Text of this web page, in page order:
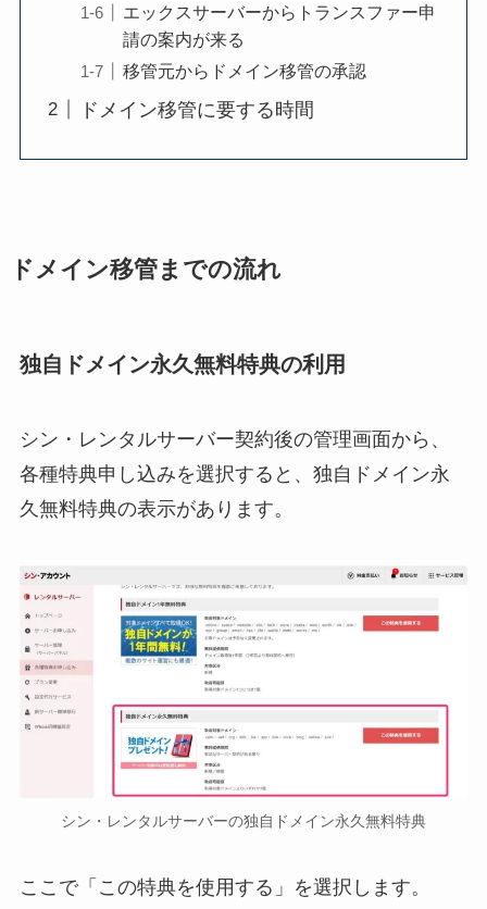
エックスサーバーからトランスファー申
請の案内が来る
移管元からドメイン移管の承認
ドメイン移管に要する時間
ドメイン移管までの流れ
独自ドメイン永久無料特典の利用
シン・レンタルサーバー契約後の管理画面から、
各種特典申し込みを選択すると、独自ドメイン永
久無料特典の表示があります。
シン・レンタルサーバーの独自ドメイン永久無料特典
ここで「この特典を使用する」を選択します。